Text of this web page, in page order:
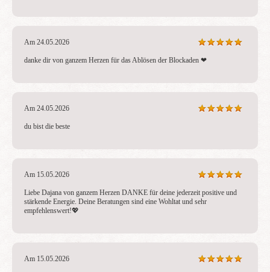
Am 24.05.2026
danke dir von ganzem Herzen für das Ablösen der Blockaden ❤ ️
Am 24.05.2026
du bist die beste
Am 15.05.2026
Liebe Dajana von ganzem Herzen DANKE für deine jederzeit positive und
stärkende Energie. Deine Beratungen sind eine Wohltat und sehr
empfehlenswert!💖
Am 15.05.2026